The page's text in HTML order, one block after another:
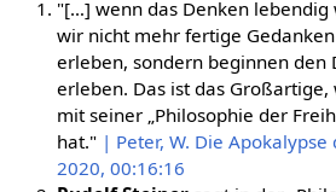
"[…] wenn das Denken lebendig
wir nicht mehr fertige
erleben, sondern beginnen den
erleben. Das ist das Großartige,
mit seiner „Philosophie der
hat." | Peter, W. Die Apokalypse
2020, 00:16:16